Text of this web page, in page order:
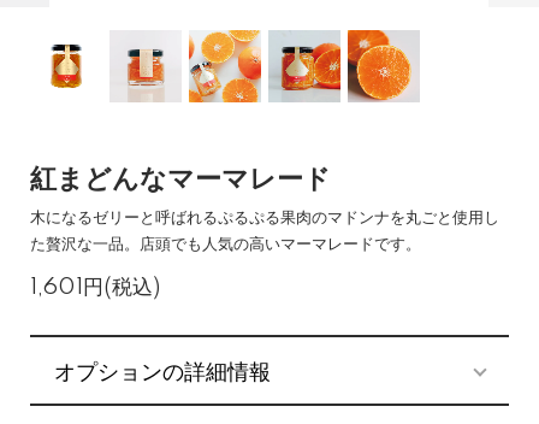
紅まどんなマーマレード
木になるゼリーと呼ばれるぷるぷる果肉のマドンナを丸ごと使用し
た贅沢な一品。店頭でも人気の高いマーマレードです。
1,601円(税込)
オプションの詳細情報